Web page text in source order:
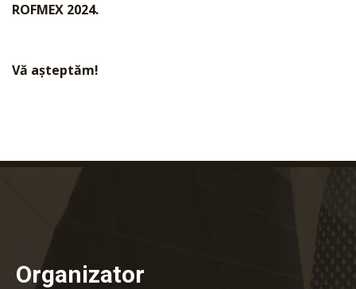
ROFMEX 2024.
Vă așteptăm!
Organizator